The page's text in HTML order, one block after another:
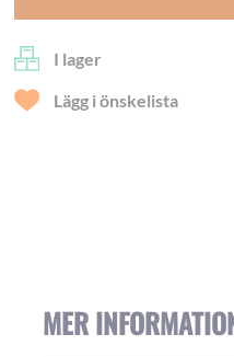
I lager
Lägg i önskelista
MER